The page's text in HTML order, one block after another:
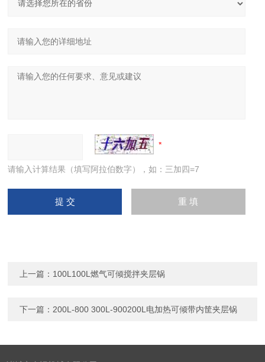
请输入计算结果（填写阿拉伯数字），如：三加四=7
上一篇： 100L100L燃气可倾搅拌夹层锅
下一篇： 200L-800 300L-900200L电加热可倾带内筐夹层锅